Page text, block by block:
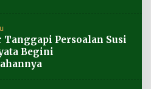
Tanggapi Persoalan Susi
Begini